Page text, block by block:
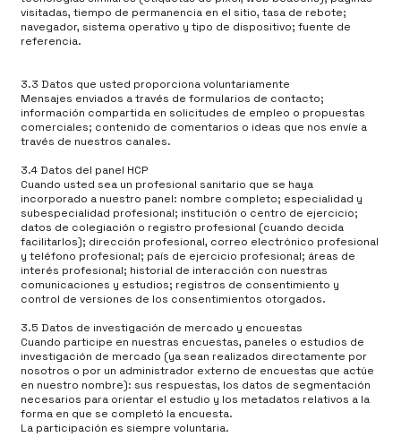
visitadas, tiempo de permanencia en el sitio, tasa de rebote;
navegador, sistema operativo y tipo de dispositivo; fuente de
referencia.
3.3 Datos que usted proporciona voluntariamente
Mensajes enviados a través de formularios de contacto;
información compartida en solicitudes de empleo o propuestas
comerciales; contenido de comentarios o ideas que nos envíe a
través de nuestros canales.
3.4 Datos del panel HCP
Cuando usted sea un profesional sanitario que se haya
incorporado a nuestro panel: nombre completo; especialidad y
subespecialidad profesional; institución o centro de ejercicio;
datos de colegiación o registro profesional (cuando decida
facilitarlos); dirección profesional, correo electrónico profesional
y teléfono profesional; país de ejercicio profesional; áreas de
interés profesional; historial de interacción con nuestras
comunicaciones y estudios; registros de consentimiento y
control de versiones de los consentimientos otorgados.
3.5 Datos de investigación de mercado y encuestas
Cuando participe en nuestras encuestas, paneles o estudios de
investigación de mercado (ya sean realizados directamente por
nosotros o por un administrador externo de encuestas que actúe
en nuestro nombre): sus respuestas, los datos de segmentación
necesarios para orientar el estudio y los metadatos relativos a la
forma en que se completó la encuesta.
La participación es siempre voluntaria.